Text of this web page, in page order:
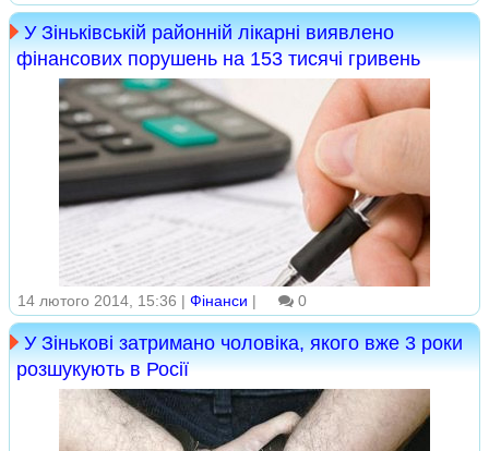
У Зіньківській районній лікарні виявлено
фінансових порушень на 153 тисячі гривень
14 лютого 2014, 15:36 | Фінанси | 0
У Зінькові затримано чоловіка, якого вже 3 роки
розшукують в Росії